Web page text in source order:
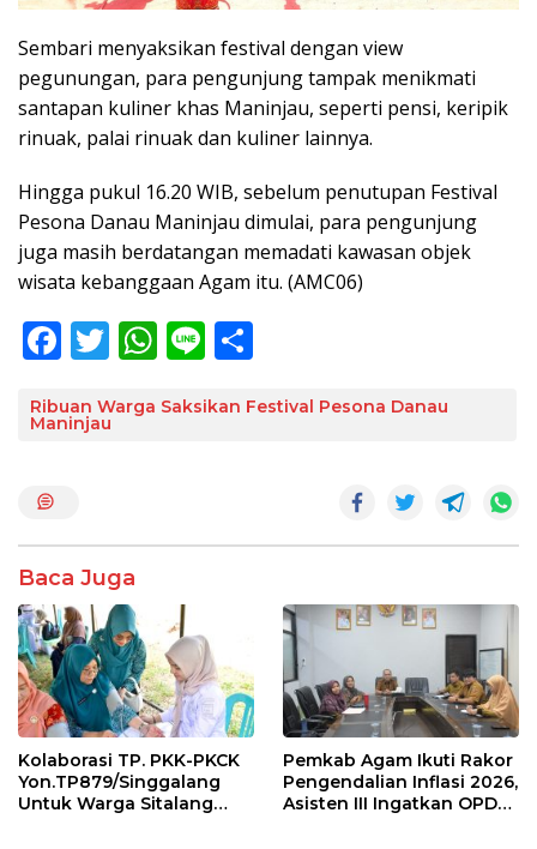
Sembari menyaksikan festival dengan view
pegunungan, para pengunjung tampak menikmati
santapan kuliner khas Maninjau, seperti pensi, keripik
rinuak, palai rinuak dan kuliner lainnya.
Hingga pukul 16.20 WIB, sebelum penutupan Festival
Pesona Danau Maninjau dimulai, para pengunjung
juga masih berdatangan memadati kawasan objek
wisata kebanggaan Agam itu. (AMC06)
F
e
o
k
T
itt
W
at
p
Li
e ar
Ribuan Warga Saksikan Festival Pesona Danau
Maninjau
Baca Juga
Kolaborasi TP. PKK-PKCK
Yon.TP879/Singgalang
Untuk Warga Sitalang
Pemkab Agam Ikuti Rakor
Pengendalian Inflasi 2026,
Asisten III Ingatkan OPD